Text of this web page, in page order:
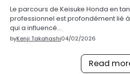
Le parcours de Keisuke Honda en
professionnel est profondément lié
qui a influencé…
byKenji Takahashi04/02/2026
Read